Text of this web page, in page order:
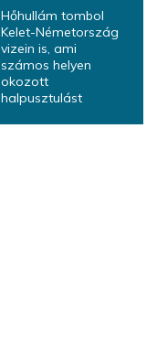
Hőhullám tombol
Kelet-Németország
vizein is, ami
számos helyen
okozott
halpusztulást